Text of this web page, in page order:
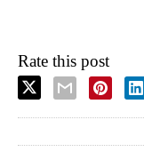
Rate this post